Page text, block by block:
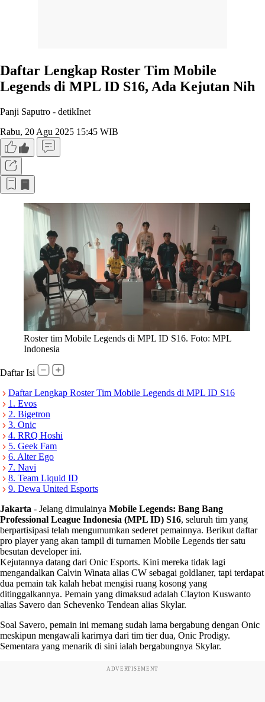
Daftar Lengkap Roster Tim Mobile
Legends di MPL ID S16, Ada Kejutan Nih
Panji Saputro - detikInet
Rabu, 20 Agu 2025 15:45 WIB
Roster tim Mobile Legends di MPL ID S16. Foto: MPL
Indonesia
Daftar Isi
Daftar Lengkap Roster Tim Mobile Legends di MPL ID S16
1. Evos
2. Bigetron
3. Onic
4. RRQ Hoshi
5. Geek Fam
6. Alter Ego
7. Navi
8. Team Liquid ID
9. Dewa United Esports
Jakarta - Jelang dimulainya Mobile Legends: Bang Bang
Professional League Indonesia (MPL ID) S16, seluruh tim yang
berpartisipasi telah mengumumkan sederet pemainnya. Berikut daftar
pro player yang akan tampil di turnamen Mobile Legends tier satu
besutan developer ini.
Kejutannya datang dari Onic Esports. Kini mereka tidak lagi
mengandalkan Calvin Winata alias CW sebagai goldlaner, tapi terdapat
dua pemain tak kalah hebat mengisi ruang kosong yang
ditinggalkannya. Pemain yang dimaksud adalah Clayton Kuswanto
alias Savero dan Schevenko Tendean alias Skylar.
Soal Savero, pemain ini memang sudah lama bergabung dengan Onic
meskipun mengawali karirnya dari tim tier dua, Onic Prodigy.
Sementara yang menarik di sini ialah bergabungnya Skylar.
ADVERTISEMENT